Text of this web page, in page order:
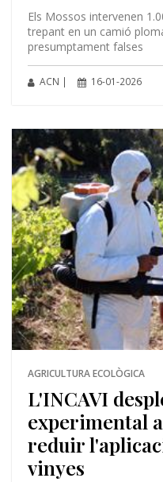
Els Mossos intervenen
trepant en un camió
presumptament falses
ACN | 16-01-2026
AGRICULTURA ECOLÒGICA
L'INCAVI
experimental
reduir
vinyes